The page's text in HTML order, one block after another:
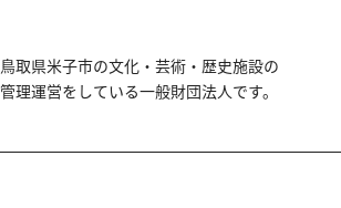
鳥取県米子市の文化・芸術・歴史施設の
管理運営をしている一般財団法人です。